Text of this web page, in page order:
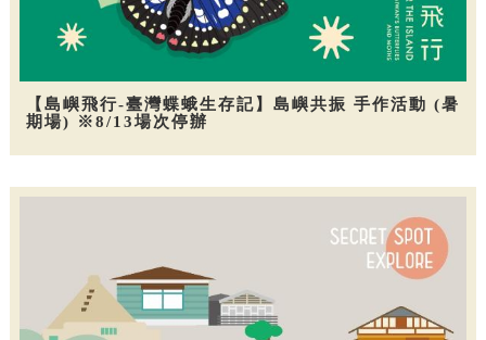
【島嶼飛行-臺灣蝶蛾生存記】島嶼共振 手作活動 (暑
期場) ※8/13場次停辦